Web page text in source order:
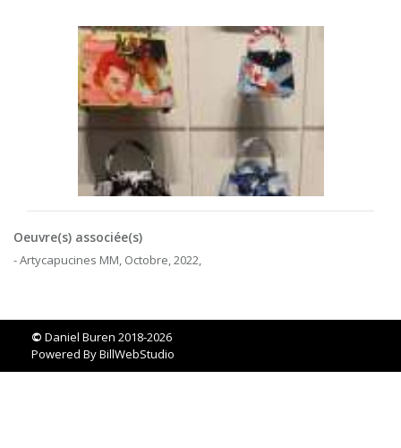
Oeuvre(s) associée(s)
- Artycapucines MM, Octobre, 2022,
© Daniel Buren 2018-2026
Powered ByBillWebStudio